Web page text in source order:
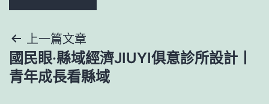
文
章
上一篇文章
國民眼·縣域經濟JIUYI俱意診所設計丨
青年成長看縣域